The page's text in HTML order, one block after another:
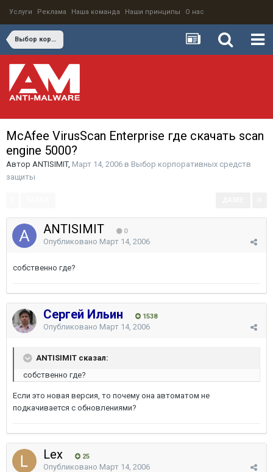
Услуги Реклама Наша команда Наши принципы О нас
Выбор корпоративных средств защиты
McAfee VirusScan Enterprise где скачать scan
engine 5000?
Автор ANTISIMIT, Март 14, 2006 в Выбор корпоративных средств
защиты
ANTISIMIT 0
Опубликовано Март 14, 2006
собственно где?
Сергей Ильин 1538
Опубликовано Март 14, 2006
ANTISIMIT сказал:
собственно где?
Если это новая версия, то почему она автоматом не
подкачивается с обновлениями?
Lex 25
Опубликовано Март 14, 2006